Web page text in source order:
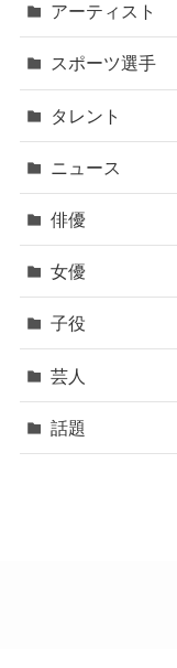
アーティスト
スポーツ選手
タレント
ニュース
俳優
女優
子役
芸人
話題